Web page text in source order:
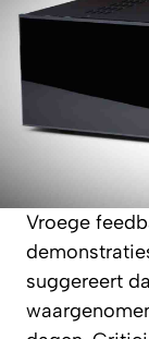
Vroege
suggereert